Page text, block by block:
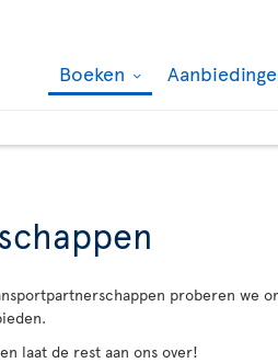
Boeken
proberen we
laat de rest aan ons over!